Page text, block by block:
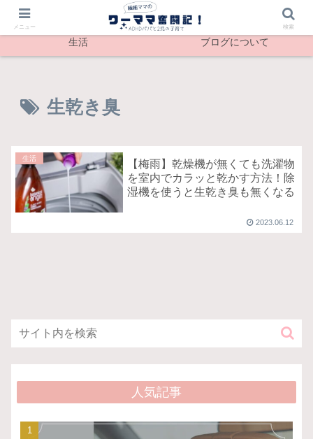
生活 ブログについて
生乾き臭
生活
【梅雨】乾燥機が無くても洗濯物
を室内でカラッと乾かす方法！除
湿機を使うと生乾き臭も無くなる
2023.06.12
人気記事
メニュー 検索